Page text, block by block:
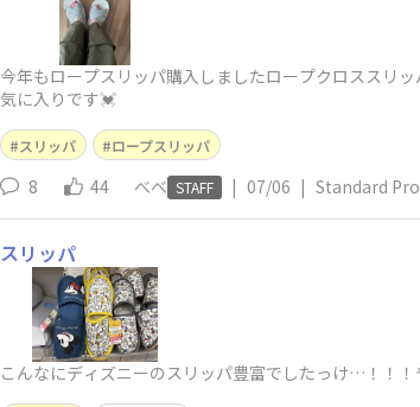
今年もロープスリッパ購入しました​ロープクロススリ
気に入りです💓
スリッパ ロープスリッパ
8 44 べべ STAFF | 07/06 | Standard
スリッパ
こんなにディズニーのスリッパ豊富でしたっけ…！！